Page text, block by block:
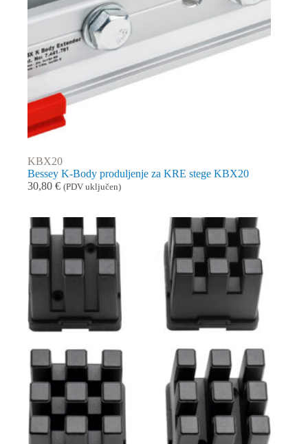
KBX20
Bessey K-Body produljenje za KRE stege KBX20
30,80 € (PDV uključen)